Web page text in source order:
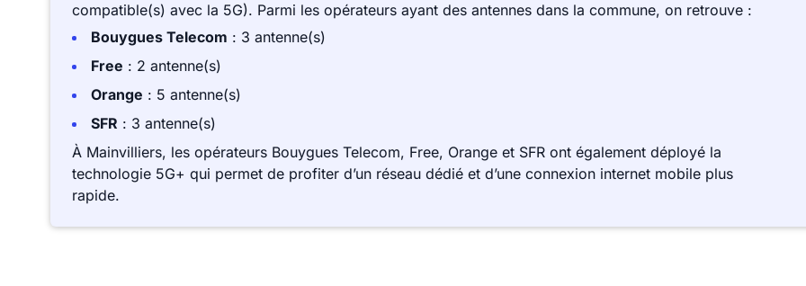
compatible(s) avec la 5G). Parmi les opérateurs ayant des antennes dans la commune, on retrouve :
Bouygues Telecom : 3 antenne(s)
Free : 2 antenne(s)
Orange : 5 antenne(s)
SFR : 3 antenne(s)
À Mainvilliers, les opérateurs Bouygues Telecom, Free, Orange et SFR ont également déployé la
technologie 5G+ qui permet de profiter d’un réseau dédié et d’une connexion internet mobile plus
rapide.